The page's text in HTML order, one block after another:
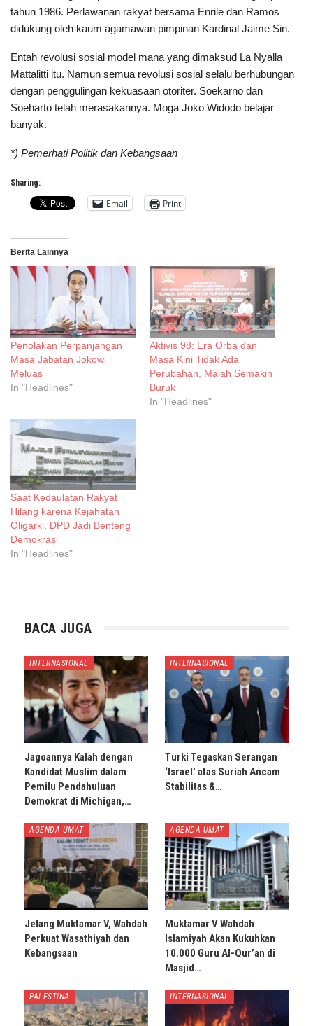
tahun 1986. Perlawanan rakyat bersama Enrile dan Ramos
didukung oleh kaum agamawan pimpinan Kardinal Jaime Sin.
Entah revolusi sosial model mana yang dimaksud La Nyalla
Mattalitti itu. Namun semua revolusi sosial selalu berhubungan
dengan penggulingan kekuasaan otoriter. Soekarno dan
Soeharto telah merasakannya. Moga Joko Widodo belajar
banyak.
*) Pemerhati Politik dan Kebangsaan
Sharing:
Email Print
Berita Lainnya
Penolakan Perpanjangan
Masa Jabatan Jokowi
Meluas
In "Headlines"
Aktivis 98: Era Orba dan
Masa Kini Tidak Ada
Perubahan, Malah Semakin
Buruk
In "Headlines"
Saat Kedaulatan Rakyat
Hilang karena Kejahatan
Oligarki, DPD Jadi Benteng
Demokrasi
In "Headlines"
BACA JUGA
INTERNASIONAL
Jagoannya Kalah dengan
Kandidat Muslim dalam
Pemilu Pendahuluan
Demokrat di Michigan,…
INTERNASIONAL
Turki Tegaskan Serangan
‘Israel’ atas Suriah Ancam
Stabilitas &…
AGENDA UMAT
Jelang Muktamar V, Wahdah
Perkuat Wasathiyah dan
Kebangsaan
AGENDA UMAT
Muktamar V Wahdah
Islamiyah Akan Kukuhkan
10.000 Guru Al-Qur’an di
Masjid…
PALESTINA INTERNASIONAL